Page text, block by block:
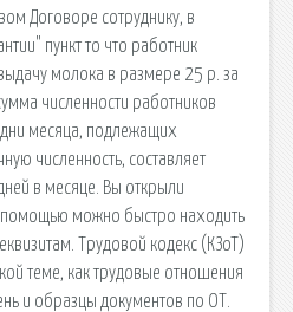
Договоре сотруднику, в
пункт то что работник
молока в размере 25 р. за
численности работников
дни месяца, подлежащих
численность, составляет
в месяце. Вы открыли
можно быстро находить
Трудовой кодекс (КЗоТ)
теме, как трудовые отношения
и образцы документов по ОТ.